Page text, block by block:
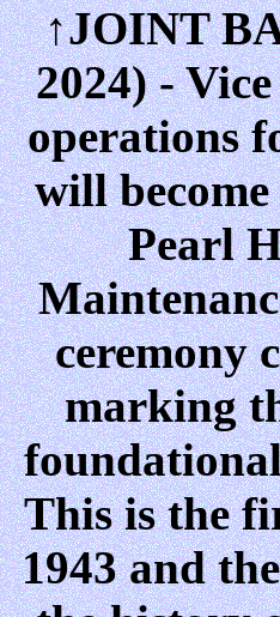
↑JOINT
2024) -
operations
will
Pearl
ceremony
marking
This is the
1943 and